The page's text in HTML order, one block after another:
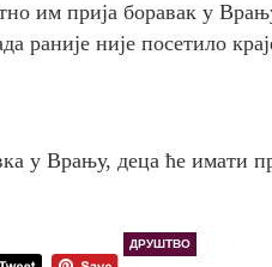
им прија боравак у
раније није посетило
у Врању, деца ће имати
ДРУШТВО